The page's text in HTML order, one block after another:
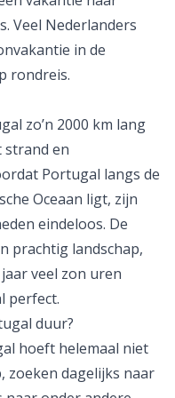
Veel Nederlanders
zo’n 2000 km lang
en
Portugal langs de
Oceaan ligt, zijn
eindeloos. De
landschap,
veel zon uren
perfect.
duur?
zoeken dagelijks naar